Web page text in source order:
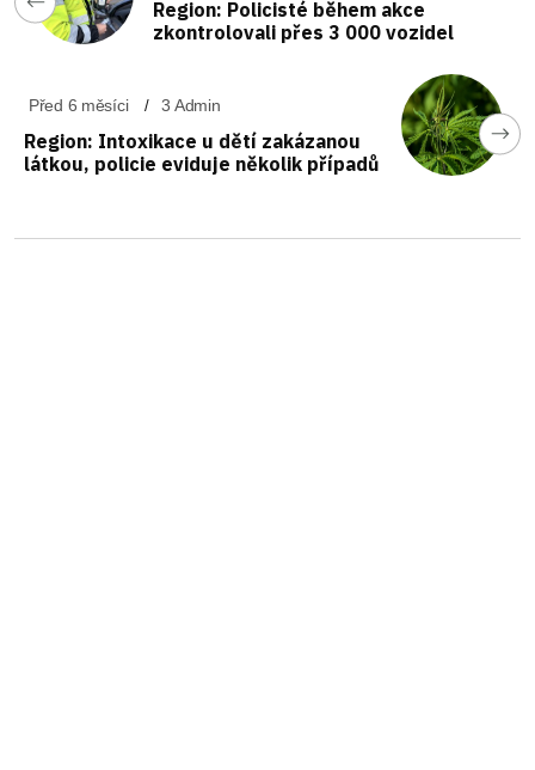
Region: Policisté během akce
zkontrolovali přes 3 000 vozidel
Před 6 měsíci 3 Admin
Region: Intoxikace u dětí zakázanou
látkou, policie eviduje několik případů